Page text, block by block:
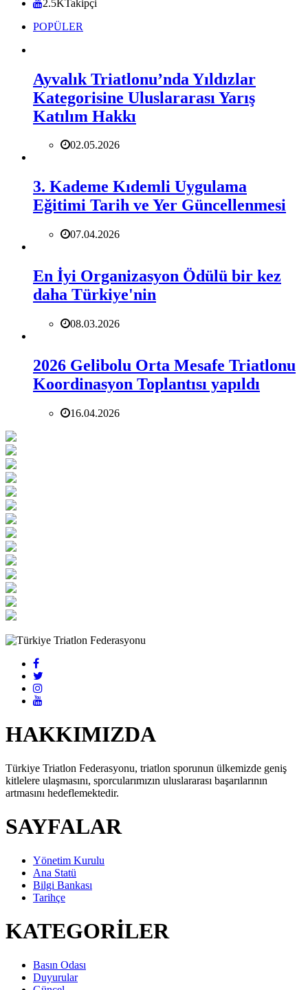
2.5KTakipçi
POPÜLER
Ayvalık Triatlonu’nda Yıldızlar
Kategorisine Uluslararası Yarış
Katılım Hakkı
02.05.2026
3. Kademe Kıdemli Uygulama
Eğitimi Tarih ve Yer Güncellenmesi
07.04.2026
En İyi Organizasyon Ödülü bir kez
daha Türkiye'nin
08.03.2026
2026 Gelibolu Orta Mesafe Triatlonu
Koordinasyon Toplantısı yapıldı
16.04.2026
HAKKIMIZDA
Türkiye Triatlon Federasyonu, triatlon sporunun ülkemizde geniş
kitlelere ulaşmasını, sporcularımızın uluslararası başarılarının
artmasını hedeflemektedir.
SAYFALAR
Yönetim Kurulu
Ana Statü
Bilgi Bankası
Tarihçe
KATEGORİLER
Basın Odası
Duyurular